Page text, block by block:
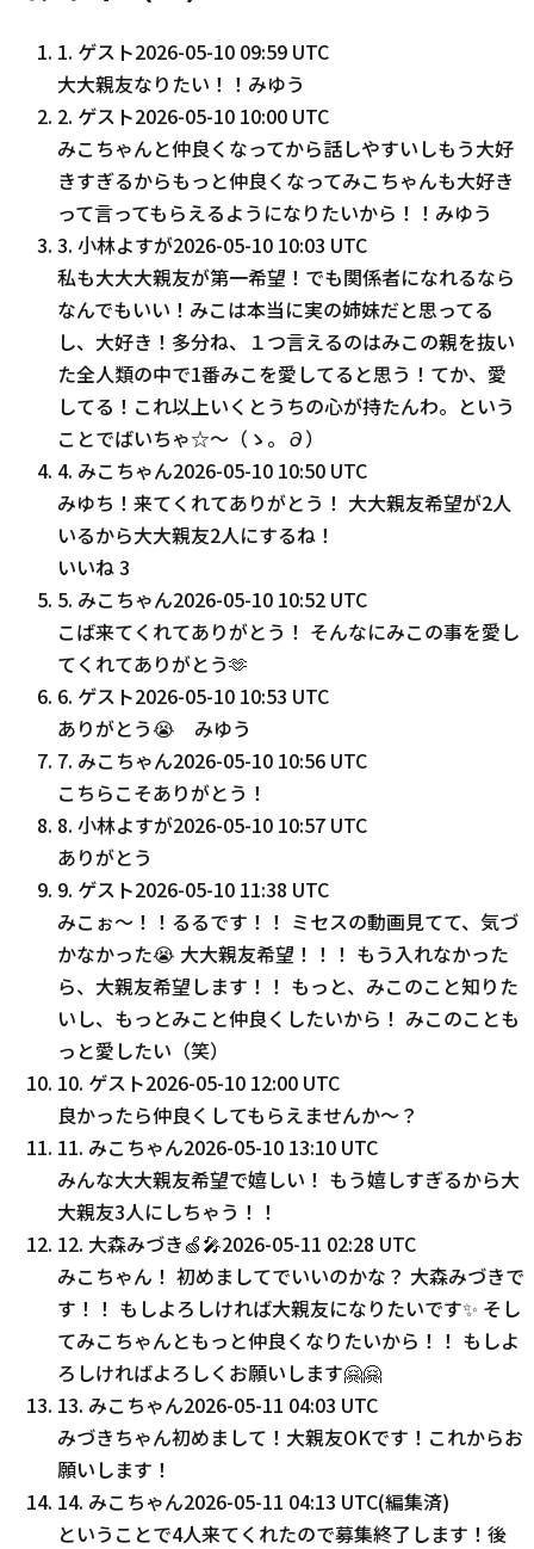
1. ゲスト2026-05-10 09:59 UTC
大大親友なりたい！！みゆう
2. ゲスト2026-05-10 10:00 UTC
みこちゃんと仲良くなってから話しやすいしもう大好
きすぎるからもっと仲良くなってみこちゃんも大好き
って言ってもらえるようになりたいから！！みゆう
3. 小林よすが2026-05-10 10:03 UTC
私も大大大親友が第一希望！でも関係者になれるなら
なんでもいい！みこは本当に実の姉妹だと思ってる
し、大好き！多分ね、１つ言えるのはみこの親を抜い
た全人類の中で1番みこを愛してると思う！てか、愛
してる！これ以上いくとうちの心が持たんわ。という
ことでばいちゃ☆〜（ゝ。∂）
4. みこちゃん2026-05-10 10:50 UTC
みゆち！来てくれてありがとう！ 大大親友希望が2人
いるから大大親友2人にするね！
いいね3
5. みこちゃん2026-05-10 10:52 UTC
こば来てくれてありがとう！ そんなにみこの事を愛し
てくれてありがとう🫶
6. ゲスト2026-05-10 10:53 UTC
ありがとう😭 みゆう
7. みこちゃん2026-05-10 10:56 UTC
こちらこそありがとう！
8. 小林よすが2026-05-10 10:57 UTC
ありがとう
9. ゲスト2026-05-10 11:38 UTC
みこぉ〜！！るるです！！ ミセスの動画見てて、気づ
かなかった😭 大大親友希望！！！ もう入れなかった
ら、大親友希望します！！ もっと、みこのこと知りた
いし、もっとみこと仲良くしたいから！ みこのことも
っと愛したい（笑）
10. ゲスト2026-05-10 12:00 UTC
良かったら仲良くしてもらえませんか〜？
11. みこちゃん2026-05-10 13:10 UTC
みんな大大親友希望で嬉しい！ もう嬉しすぎるから大
大親友3人にしちゃう！！
12. 大森みづき🍏🎤2026-05-11 02:28 UTC
みこちゃん！ 初めましてでいいのかな？ 大森みづきで
す！！ もしよろしければ大親友になりたいです✨ そし
てみこちゃんともっと仲良くなりたいから！！ もしよ
ろしければよろしくお願いします🤗🤗
13. みこちゃん2026-05-11 04:03 UTC
みづきちゃん初めまして！大親友OKです！これからお
願いします！
14. みこちゃん2026-05-11 04:13 UTC(編集済)
ということで4人来てくれたので募集終了します！後